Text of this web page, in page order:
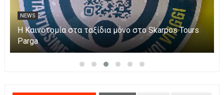
NEWS
Η Καινοτομία στα ταξίδια μόνο στο Skarpos Tours
Parga